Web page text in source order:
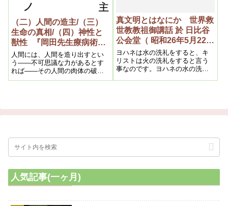
る。それと共に万教帰一の時と
なるので、茲に一切の宗教は一
団となって、本教を中心に人類
救済は固もとより、地上天国建
設に協力する事になるのであ
る。
（二）人間の造主/（三）
生命の真相/（四）神性と
獣性 『岡田先生療病術講
義録』上巻（一）昭和
11(1936)年7月※筆記
人間には、人間を造り出すとい
う――不可思議な力があるとす
れば――その人間の肉体の破損
ともいうべき病気を治す力があ
真文明とはなにか 世界救
世教教祖御講話 於 日比谷
公会堂（ 昭和26年5月22日
後半)
ヨハネは水の洗礼をすると、キ
リストは火の洗礼をすると言う
事なのです。ヨハネの水の洗礼
人気記事(一ヶ月)